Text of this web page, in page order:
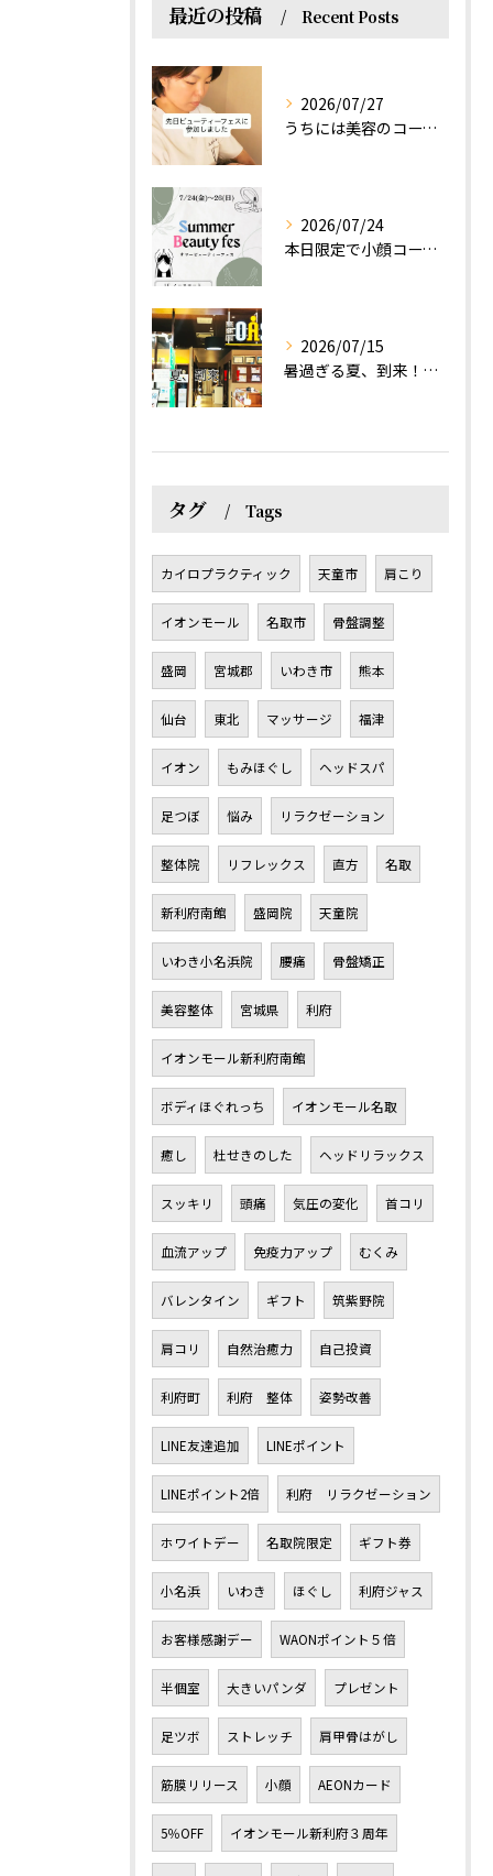
最近の投稿 Recent Posts
2026/07/27
うちには美容のコースもあるって伝えなきゃ！えっほっえxty
2026/07/24
本日限定で小顔コース体験(ワンコイン)実施します！
2026/07/15
暑過ぎる夏、到来！だるさを感じる方は、結構不足！？
タグ Tags
カイロプラクティック 天童市 肩こり
イオンモール 名取市 骨盤調整
盛岡 宮城郡 いわき市 熊本
仙台 東北 マッサージ 福津
イオン もみほぐし ヘッドスパ
足つぼ 悩み リラクゼーション
整体院 リフレックス 直方 名取
新利府南館 盛岡院 天童院
いわき小名浜院 腰痛 骨盤矯正
美容整体 宮城県 利府
イオンモール新利府南館
ボディほぐれっち イオンモール名取
癒し 杜せきのした ヘッドリラックス
スッキリ 頭痛 気圧の変化 首コリ
血流アップ 免疫力アップ むくみ
バレンタイン ギフト 筑紫野院
肩コリ 自然治癒力 自己投資
利府町 利府 整体 姿勢改善
LINE友達追加 LINEポイント
LINEポイント2倍 利府 リラクゼーション
ホワイトデー 名取院限定 ギフト券
小名浜 いわき ほぐし 利府ジャス
お客様感謝デー WAONポイント５倍
半個室 大きいパンダ プレゼント
足ツボ ストレッチ 肩甲骨はがし
筋膜リリース 小顔 AEONカード
5％OFF イオンモール新利府３周年